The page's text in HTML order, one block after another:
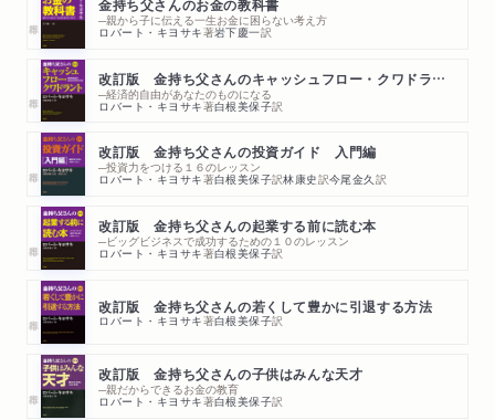
金持ち父さんのお金の教科書
─親から子に伝える一生お金に困らない考え方
ロバート・キヨサキ著岩下慶一訳
改訂版 金持ち父さんのキャッシュフロー・クワドラント
─経済的自由があなたのものになる
ロバート・キヨサキ著白根美保子訳
改訂版 金持ち父さんの投資ガイド 入門編
─投資力をつける１６のレッスン
ロバート・キヨサキ著白根美保子訳林康史訳今尾金久訳
改訂版 金持ち父さんの起業する前に読む本
─ビッグビジネスで成功するための１０のレッスン
ロバート・キヨサキ著白根美保子訳
改訂版 金持ち父さんの若くして豊かに引退する方法
ロバート・キヨサキ著白根美保子訳
改訂版 金持ち父さんの子供はみんな天才
─親だからできるお金の教育
ロバート・キヨサキ著白根美保子訳